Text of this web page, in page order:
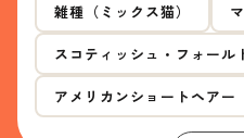
雑種（ミックス猫）
スコティッシュ・フォール
アメリカンショートヘアー